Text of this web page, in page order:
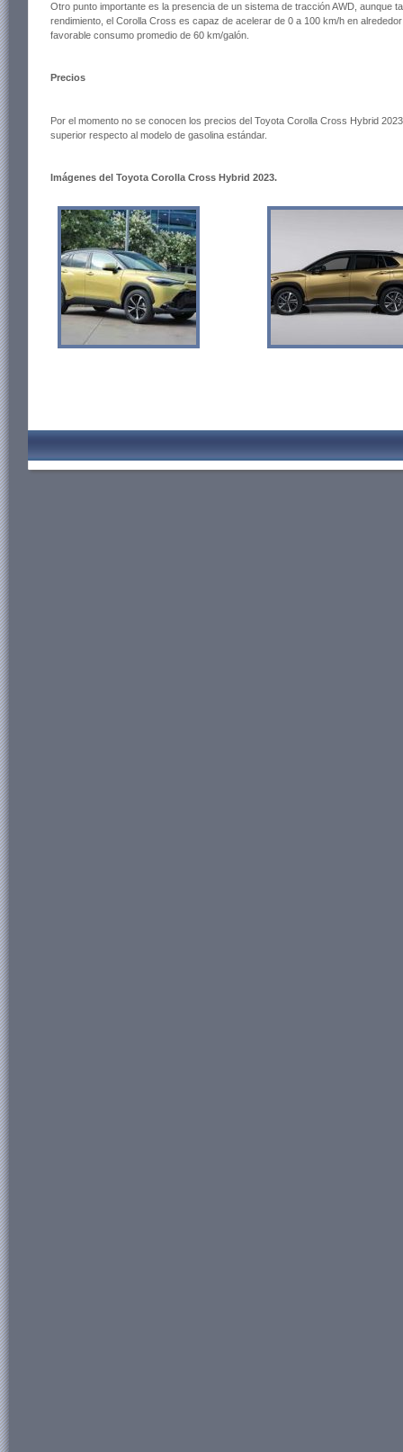
Otro punto importante es la presencia de un sistema de tracción AWD, aunque
rendimiento, el Corolla Cross es capaz de acelerar de 0 a 100 km/h en
favorable consumo promedio de 60 km/galón.
Precios
Por el momento no se conocen los precios del Toyota Corolla Cross Hybrid
superior respecto al modelo de gasolina estándar.
Imágenes del Toyota Corolla Cross Hybrid 2023.